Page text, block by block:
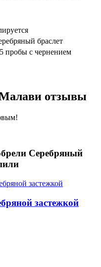
браслет
пробы с чернением
отзывы
Серебряный
застежкой